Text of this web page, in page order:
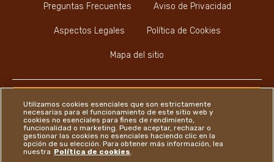
Preguntas Frecuentes Aviso de Privacidad
Aspectos Legales Política de Cookies
Mapa del sitio
Youtube Channel
Instagram
LinkedIn
Utilizamos cookies esenciales que son estrictamente
necesarias para el funcionamiento de este sitio web y
cookies no esenciales para fines de rendimiento,
funcionalidad o marketing. Puede aceptar, rechazar o
gestionar las cookies no esenciales haciendo clic en la
opción de su elección. Para obtener más información, lea
nuestra Política de cookies.